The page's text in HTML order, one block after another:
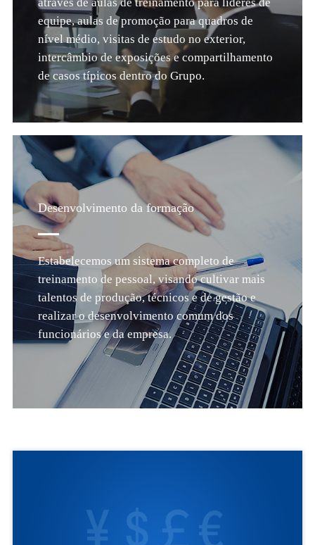
equipe, aulas de promoção para quadros de
nível médio, visitas de estudo no exterior,
intercâmbio de exposições e compartilhamento
de casos típicos dentro do Grupo.
Desenvolvimento da formação
Estabelecemos um sistema completo de
treinamento de pessoal, visando cultivar mais
talentos de produção, técnicos e de gestão e
realizar o desenvolvimento comum dos
funcionários e da empresa.